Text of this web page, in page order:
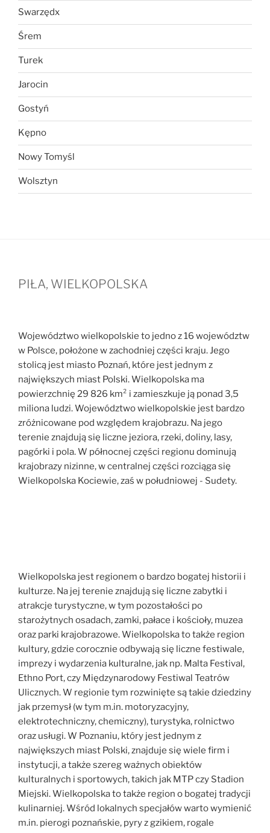
Swarzędx
Śrem
Turek
Jarocin
Gostyń
Kępno
Nowy Tomyśl
Wolsztyn
PIŁA, WIELKOPOLSKA
Województwo wielkopolskie to jedno z 16 województw
w Polsce, położone w zachodniej części kraju. Jego
stolicą jest miasto Poznań, które jest jednym z
największych miast Polski. Wielkopolska ma
powierzchnię 29 826 km² i zamieszkuje ją ponad 3,5
miliona ludzi. Województwo wielkopolskie jest bardzo
zróżnicowane pod względem krajobrazu. Na jego
terenie znajdują się liczne jeziora, rzeki, doliny, lasy,
pagórki i pola. W północnej części regionu dominują
krajobrazy nizinne, w centralnej części rozciąga się
Wielkopolska Kociewie, zaś w południowej - Sudety.
Wielkopolska jest regionem o bardzo bogatej historii i
kulturze. Na jej terenie znajdują się liczne zabytki i
atrakcje turystyczne, w tym pozostałości po
starożytnych osadach, zamki, pałace i kościoły, muzea
oraz parki krajobrazowe. Wielkopolska to także region
kultury, gdzie corocznie odbywają się liczne festiwale,
imprezy i wydarzenia kulturalne, jak np. Malta Festival,
Ethno Port, czy Międzynarodowy Festiwal Teatrów
Ulicznych. W regionie tym rozwinięte są takie dziedziny
jak przemysł (w tym m.in. motoryzacyjny,
elektrotechniczny, chemiczny), turystyka, rolnictwo
oraz usługi. W Poznaniu, który jest jednym z
największych miast Polski, znajduje się wiele firm i
instytucji, a także szereg ważnych obiektów
kulturalnych i sportowych, takich jak MTP czy Stadion
Miejski. Wielkopolska to także region o bogatej tradycji
kulinarniej. Wśród lokalnych specjałów warto wymienić
m.in. pierogi poznańskie, pyry z gzikiem, rogale